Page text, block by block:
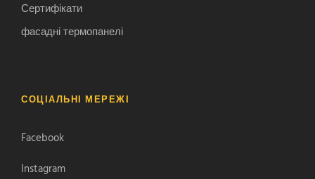
Сертифікати
фасадні термопанелі
СОЦІАЛЬНІ МЕРЕЖІ
Facebook
Instagram